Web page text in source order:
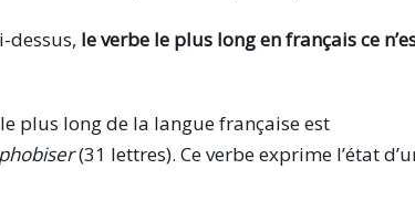
dessus, le verbe le plus long en français ce
plus long de la langue française est
(31 lettres). Ce verbe exprime l’état